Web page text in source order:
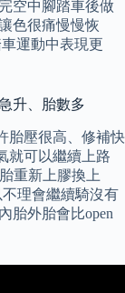
空中腳踏車後做
色很痛慢慢恢
運動中表現更
升、胎數多
胎壓很高、修補快
就可以繼續上路
重新上膠換上
理會繼續騎沒有
胎外胎會比open